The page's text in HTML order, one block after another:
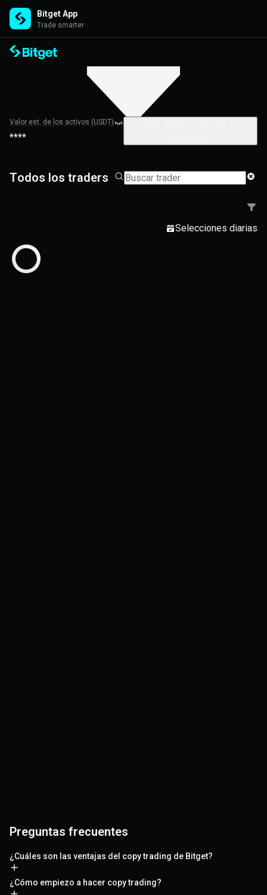
Bitget App
Trade smarter
Valor est. de los activos (USDT)
****
Todos los traders
Selecciones diarias
Preguntas frecuentes
¿Cuáles son las ventajas del copy trading de Bitget?
¿Cómo empiezo a hacer copy trading?